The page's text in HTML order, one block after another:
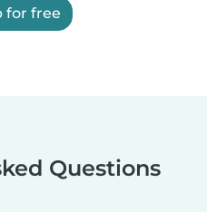
for free
Questions